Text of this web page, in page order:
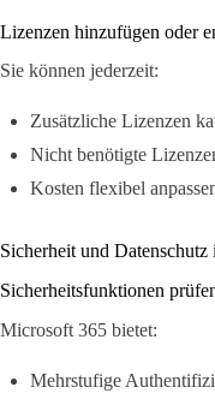
Lizenzen hinzufügen oder
Sie können jederzeit:
Zusätzliche Lizenzen
Nicht benötigte
Kosten flexibel
Sicherheit und
Sicherheitsfunktionen
Microsoft 365 bietet:
Mehrstufige